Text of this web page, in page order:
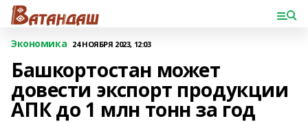
Экономика 24 НОЯБРЯ 2023, 12:03
Башкортостан может
довести экспорт продукции
АПК до 1 млн тонн за год